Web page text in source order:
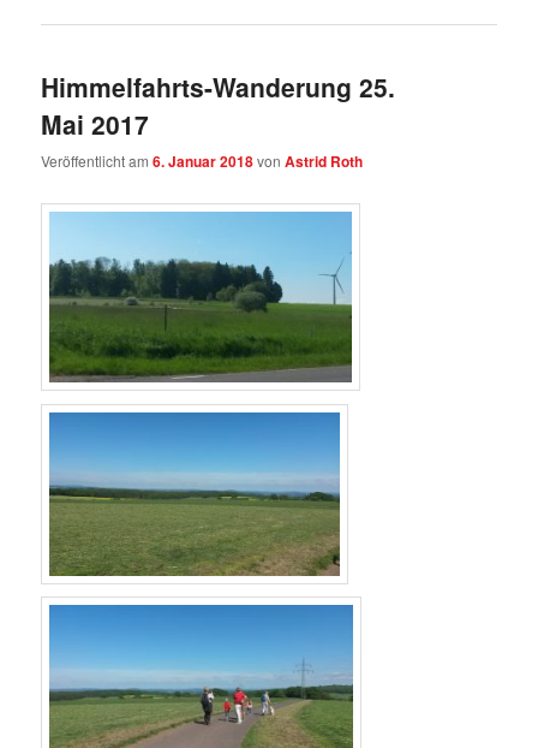
Himmelfahrts-Wanderung 25.
Mai 2017
Veröffentlicht am6. Januar 2018vonAstrid Roth